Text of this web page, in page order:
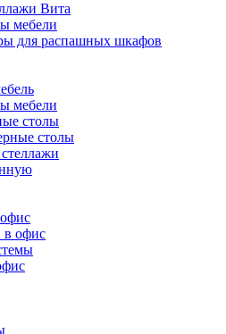
Вита
мебели
для распашных шкафов
мебели
столы
столы
в офис